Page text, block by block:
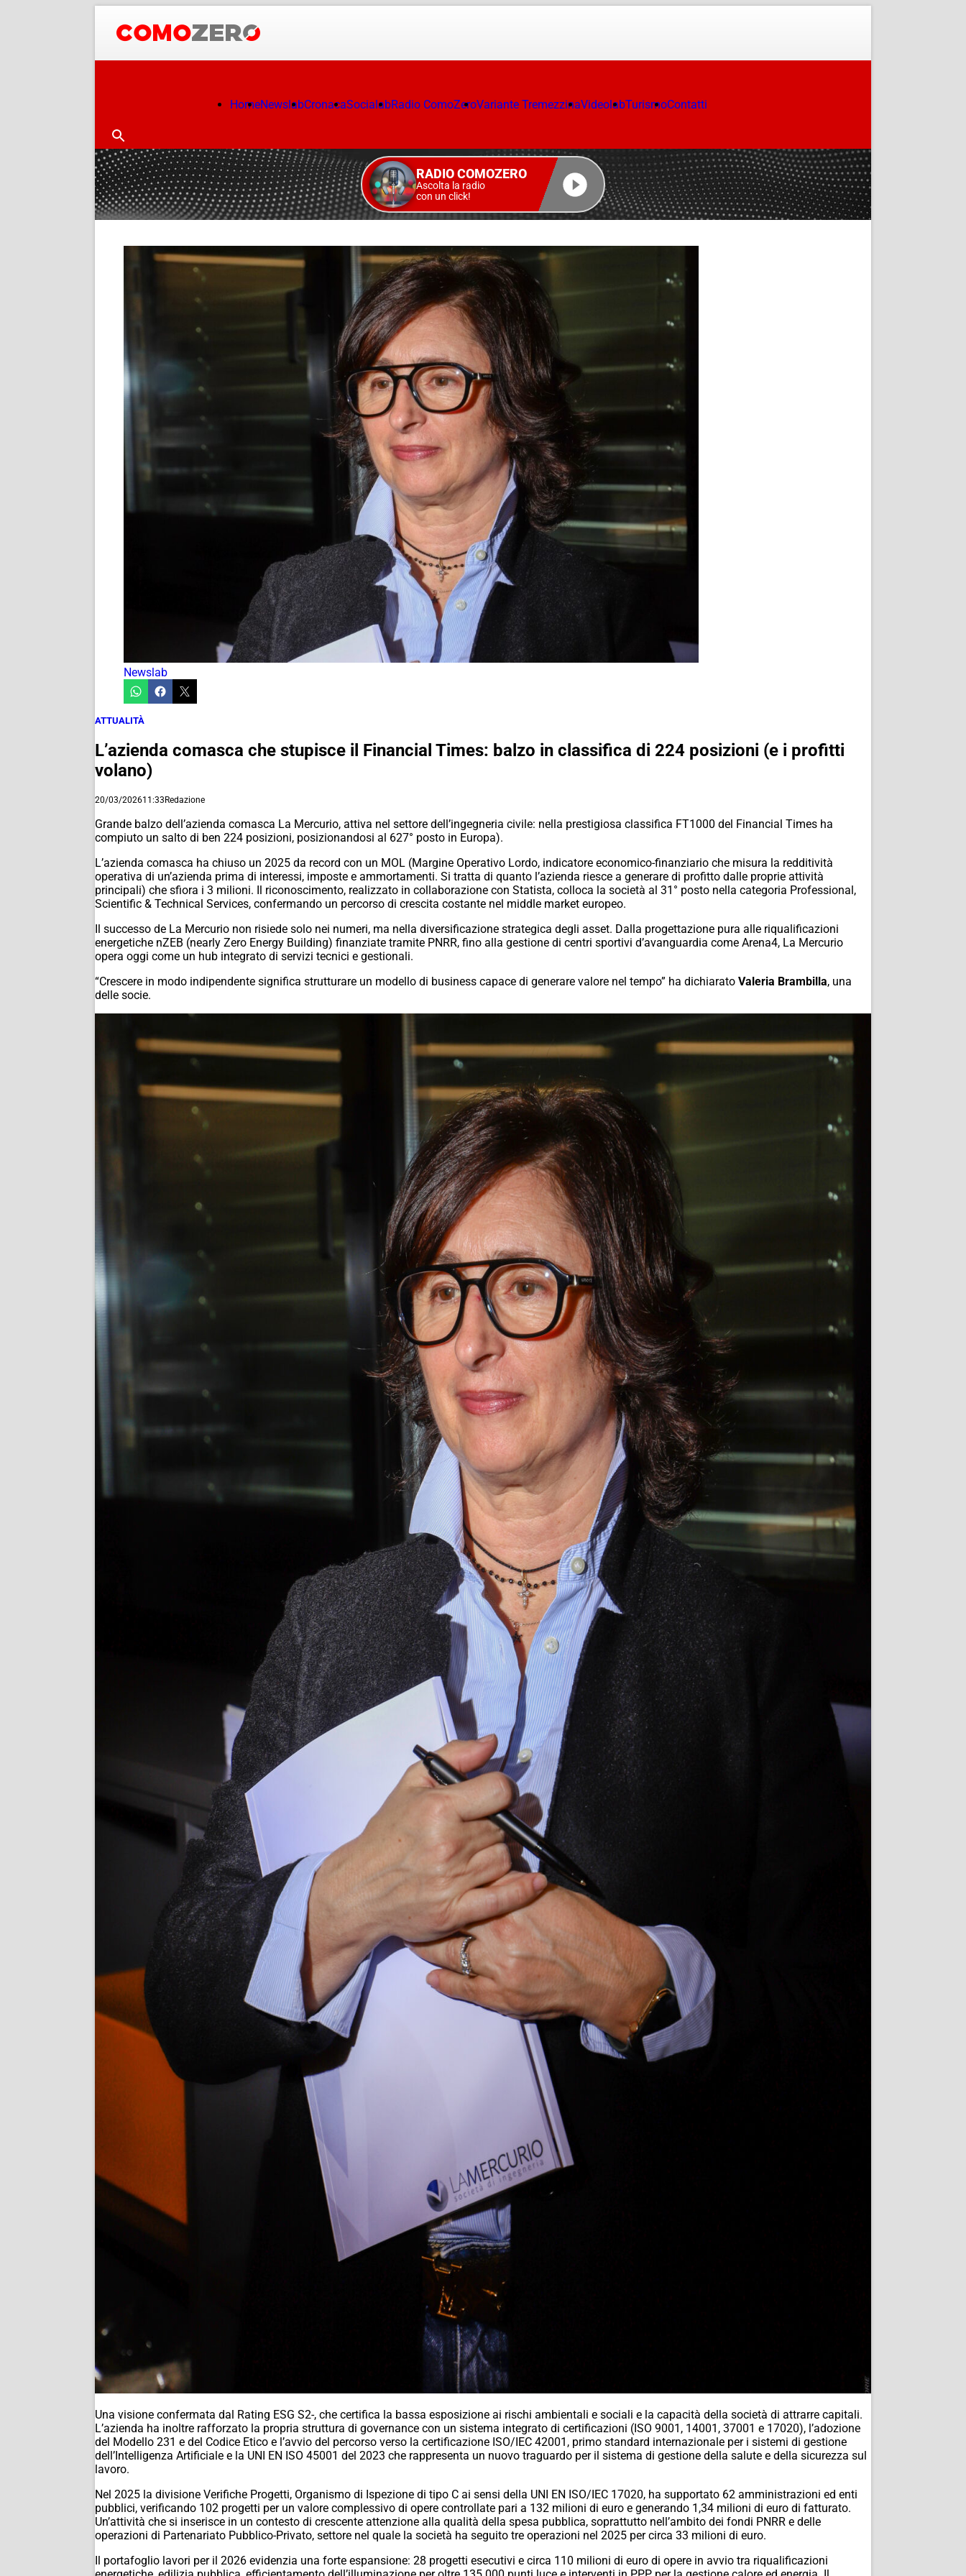
HomeNewslabCronacaSocialabRadio ComoZeroVariante TremezzinaVideolabTurismoContatti
RADIO COMOZERO
Ascolta la radio
con un click!
Newslab
ATTUALITÀ
L’azienda comasca che stupisce il Financial Times: balzo in classifica di 224 posizioni (e i profitti
volano)
20/03/202611:33Redazione
Grande balzo dell’azienda comasca La Mercurio, attiva nel settore dell’ingegneria civile: nella prestigiosa classifica FT1000 del Financial Times ha
compiuto un salto di ben 224 posizioni, posizionandosi al 627° posto in Europa).
L’azienda comasca ha chiuso un 2025 da record con un MOL (Margine Operativo Lordo, indicatore economico-finanziario che misura la redditività
operativa di un’azienda prima di interessi, imposte e ammortamenti. Si tratta di quanto l’azienda riesce a generare di profitto dalle proprie attività
principali) che sfiora i 3 milioni. Il riconoscimento, realizzato in collaborazione con Statista, colloca la società al 31° posto nella categoria Professional,
Scientific & Technical Services, confermando un percorso di crescita costante nel middle market europeo.
Il successo de La Mercurio non risiede solo nei numeri, ma nella diversificazione strategica degli asset. Dalla progettazione pura alle riqualificazioni
energetiche nZEB (nearly Zero Energy Building) finanziate tramite PNRR, fino alla gestione di centri sportivi d’avanguardia come Arena4, La Mercurio
opera oggi come un hub integrato di servizi tecnici e gestionali.
“Crescere in modo indipendente significa strutturare un modello di business capace di generare valore nel tempo” ha dichiarato Valeria Brambilla, una
delle socie.
Una visione confermata dal Rating ESG S2-, che certifica la bassa esposizione ai rischi ambientali e sociali e la capacità della società di attrarre capitali.
L’azienda ha inoltre rafforzato la propria struttura di governance con un sistema integrato di certificazioni (ISO 9001, 14001, 37001 e 17020), l’adozione
del Modello 231 e del Codice Etico e l’avvio del percorso verso la certificazione ISO/IEC 42001, primo standard internazionale per i sistemi di gestione
dell’Intelligenza Artificiale e la UNI EN ISO 45001 del 2023 che rappresenta un nuovo traguardo per il sistema di gestione della salute e della sicurezza sul
lavoro.
Nel 2025 la divisione Verifiche Progetti, Organismo di Ispezione di tipo C ai sensi della UNI EN ISO/IEC 17020, ha supportato 62 amministrazioni ed enti
pubblici, verificando 102 progetti per un valore complessivo di opere controllate pari a 132 milioni di euro e generando 1,34 milioni di euro di fatturato.
Un’attività che si inserisce in un contesto di crescente attenzione alla qualità della spesa pubblica, soprattutto nell’ambito dei fondi PNRR e delle
operazioni di Partenariato Pubblico-Privato, settore nel quale la società ha seguito tre operazioni nel 2025 per circa 33 milioni di euro.
Il portafoglio lavori per il 2026 evidenzia una forte espansione: 28 progetti esecutivi e circa 110 milioni di euro di opere in avvio tra riqualificazioni